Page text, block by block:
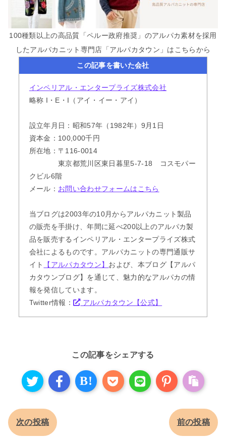
100種類以上の高品質「ペルー政府推奨」のアルパカ素材を採用
したアルパカニット専門店「アルパカタウン」はこちらから
この記事を書いた会社
インペリアル・エンタープライズ株式会社
略称 I・E・I（アイ・イー・アイ）
設立年月日：昭和57年（1982年）9月1日
資本金：100,000千円
所在地：〒116-0014
東京都荒川区東日暮里5-7-18 コスモパー
クビル6階
メール： お問い合わせフォームはこちら
当ブログは2003年の10月からアルパカニット製品
の販売を手掛け、年間に延べ200以上のアルパカ製
品を販売するインペリアル・エンタープライズ株式
会社によるものです。アルパカニットの専門通販サ
イト
【アルパカタウン】 および、本ブログ【アルパ
カタウンブログ】を通じて、魅力的なアルパカの情
報を発信しています。
Twitter情報：
アルパカタウン【公式】
この記事をシェアする
B!
次の投稿 前の投稿